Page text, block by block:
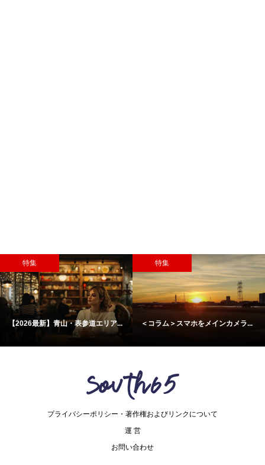
特集
【2026最新】青山・表参道エリア...
特集
＜コラム＞スマホをメインカメラ...
プライバシーポリシー・著作権およびリンクについて
運 営
お問い合わせ